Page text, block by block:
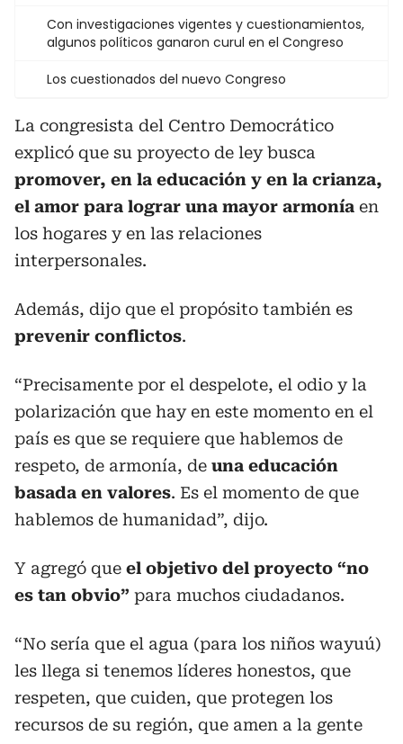
Con investigaciones vigentes y cuestionamientos,
algunos políticos ganaron curul en el Congreso
Los cuestionados del nuevo Congreso
La congresista del Centro Democrático
explicó que su proyecto de ley busca
promover, en la educación y en la crianza,
el amor para lograr una mayor armonía en
los hogares y en las relaciones
interpersonales.
Además, dijo que el propósito también es
prevenir conflictos.
“Precisamente por el despelote, el odio y la
polarización que hay en este momento en el
país es que se requiere que hablemos de
respeto, de armonía, de una educación
basada en valores. Es el momento de que
hablemos de humanidad”, dijo.
Y agregó que el objetivo del proyecto “no
es tan obvio” para muchos ciudadanos.
“No sería que el agua (para los niños wayuú)
les llega si tenemos líderes honestos, que
respeten, que cuiden, que protegen los
recursos de su región, que amen a la gente